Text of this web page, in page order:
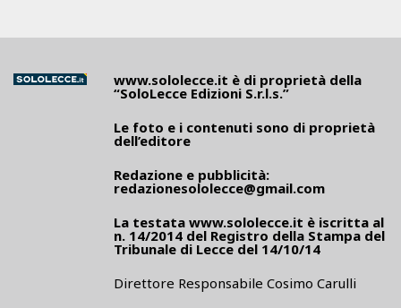
www.sololecce.it è di proprietà della
“SoloLecce Edizioni S.r.l.s.”
Le foto e i contenuti sono di proprietà
dell’editore
Redazione e pubblicità:
redazionesololecce@gmail.com
La testata www.sololecce.it è iscritta al
n. 14/2014 del Registro della Stampa del
Tribunale di Lecce del 14/10/14
Direttore Responsabile Cosimo Carulli